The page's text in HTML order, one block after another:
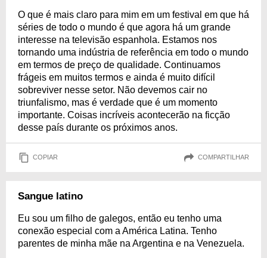
O que é mais claro para mim em um festival em que há
séries de todo o mundo é que agora há um grande
interesse na televisão espanhola. Estamos nos
tornando uma indústria de referência em todo o mundo
em termos de preço de qualidade. Continuamos
frágeis em muitos termos e ainda é muito difícil
sobreviver nesse setor. Não devemos cair no
triunfalismo, mas é verdade que é um momento
importante. Coisas incríveis acontecerão na ficção
desse país durante os próximos anos.
COPIAR COMPARTILHAR
Sangue latino
Eu sou um filho de galegos, então eu tenho uma
conexão especial com a América Latina. Tenho
parentes de minha mãe na Argentina e na Venezuela.